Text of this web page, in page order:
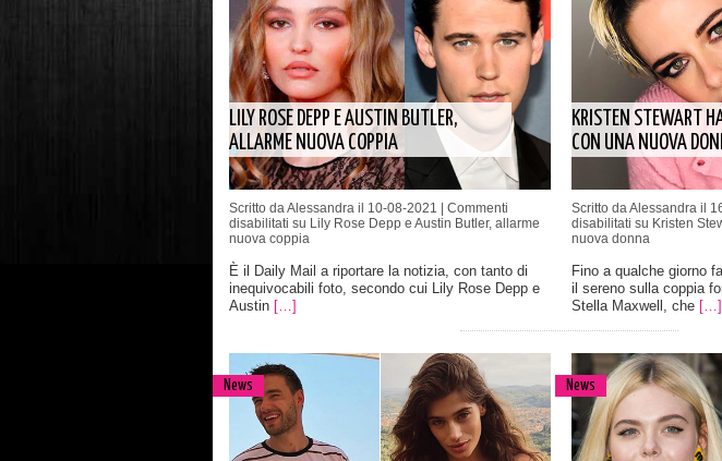
LILY ROSE DEPP E AUSTIN BUTLER,
ALLARME NUOVA COPPIA
Scritto da Alessandra il 10-08-2021 | Commenti
disabilitati su Lily Rose Depp e Austin Butler, allarme
nuova coppia
È il Daily Mail a riportare la notizia, con tanto di
inequivocabili foto, secondo cui Lily Rose Depp e
Austin […]
KRISTEN STEWART
CON UNA NUOVA
Scritto da Alessandra il
disabilitati su Kristen
nuova donna
Fino a qualche giorno
il sereno sulla coppia
Stella Maxwell, che […]
News News